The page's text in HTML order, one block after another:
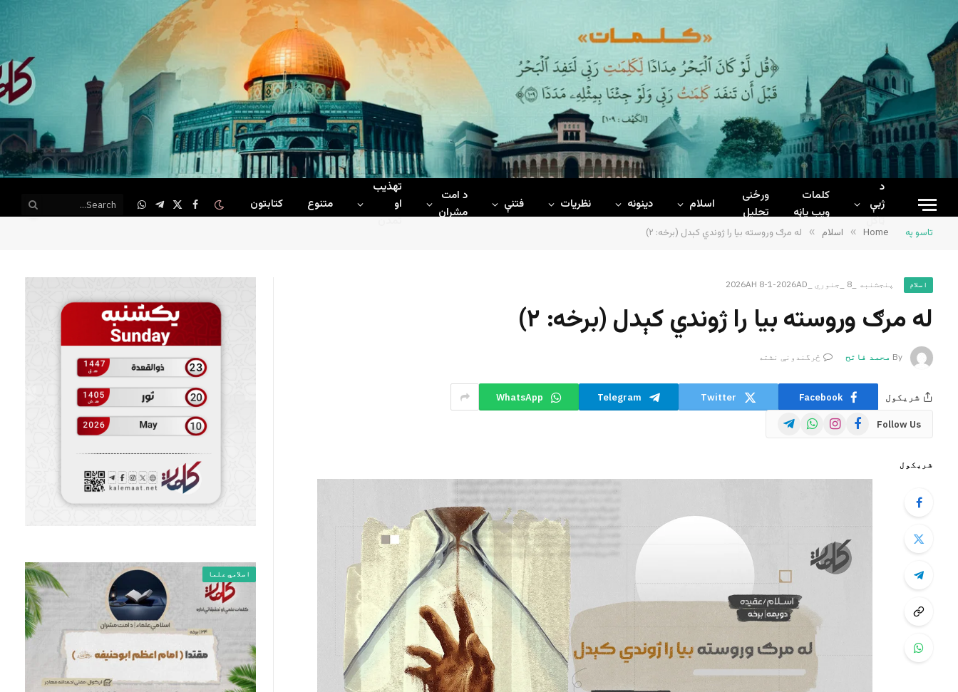
د
ژبې
ټاکل
کلمات
ويب پاڼه
ورځنی
تحلیل
اسلام دینونه نظریات فتنې
د امت
مشران
تهذیب
او
تمدن
متنوع کتابتون Facebook
X
Telegram
WhatsApp
تاسو په Home
» اسلام » له مرګ وروسته بیا را ژوندي کېدل (برخه: ۲)
اسلام پنجشنبه _8 _جنوري _2026AH 8-1-2026AD
له مرګ وروسته بیا را ژوندي کېدل (برخه: ۲)
By محمد فاتح څرگندونې نشته
شریکول Facebook
Twitter
Telegram
WhatsApp
Follow Us
Facebook
Instagram
WhatsApp
Telegram
شریکول
اسلامي علما